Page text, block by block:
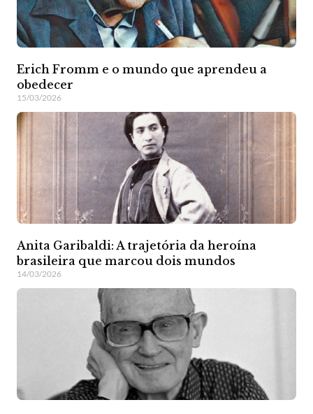
Erich Fromm e o mundo que aprendeu a
obedecer
15/03/2026
Anita Garibaldi: A trajetória da heroína
brasileira que marcou dois mundos
14/03/2026